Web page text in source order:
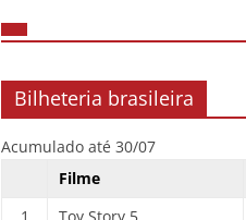
Bilheteria brasileira
Acumulado até 30/07
Filme